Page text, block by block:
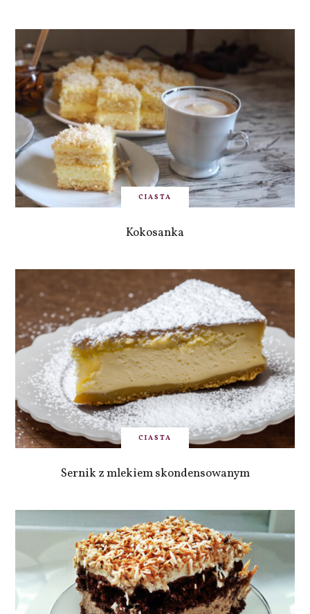
CIASTA
Kokosanka
CIASTA
Sernik z mlekiem skondensowanym